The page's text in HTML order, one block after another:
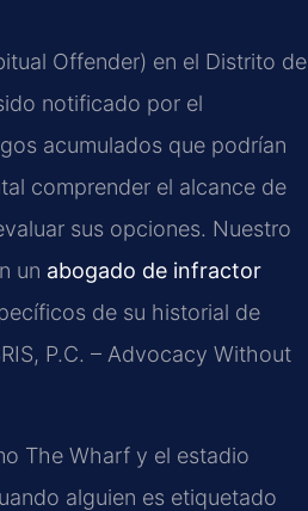
Offender) en el Distrito de
notificado por el
acumulados que podrían
comprender el alcance de
sus opciones. Nuestro
un abogado de infractor
de su historial de
P.C. – Advocacy Without
The Wharf y el estadio
alguien es etiquetado